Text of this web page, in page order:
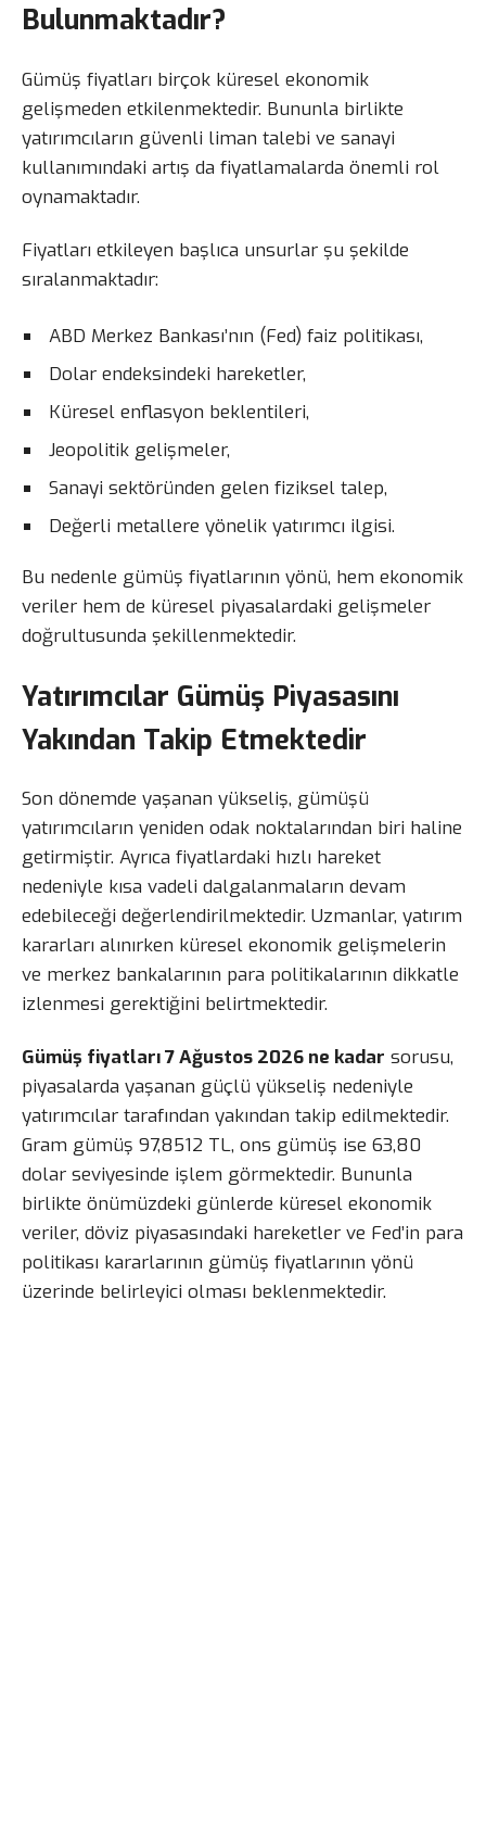
Bulunmaktadır?
Gümüş fiyatları birçok küresel ekonomik
gelişmeden etkilenmektedir. Bununla birlikte
yatırımcıların güvenli liman talebi ve sanayi
kullanımındaki artış da fiyatlamalarda önemli rol
oynamaktadır.
Fiyatları etkileyen başlıca unsurlar şu şekilde
sıralanmaktadır:
ABD Merkez Bankası’nın (Fed) faiz politikası,
Dolar endeksindeki hareketler,
Küresel enflasyon beklentileri,
Jeopolitik gelişmeler,
Sanayi sektöründen gelen fiziksel talep,
Değerli metallere yönelik yatırımcı ilgisi.
Bu nedenle gümüş fiyatlarının yönü, hem ekonomik
veriler hem de küresel piyasalardaki gelişmeler
doğrultusunda şekillenmektedir.
Yatırımcılar Gümüş Piyasasını
Yakından Takip Etmektedir
Son dönemde yaşanan yükseliş, gümüşü
yatırımcıların yeniden odak noktalarından biri haline
getirmiştir. Ayrıca fiyatlardaki hızlı hareket
nedeniyle kısa vadeli dalgalanmaların devam
edebileceği değerlendirilmektedir. Uzmanlar, yatırım
kararları alınırken küresel ekonomik gelişmelerin
ve merkez bankalarının para politikalarının dikkatle
izlenmesi gerektiğini belirtmektedir.
Gümüş fiyatları 7 Ağustos 2026 ne kadar sorusu,
piyasalarda yaşanan güçlü yükseliş nedeniyle
yatırımcılar tarafından yakından takip edilmektedir.
Gram gümüş 97,8512 TL, ons gümüş ise 63,80
dolar seviyesinde işlem görmektedir. Bununla
birlikte önümüzdeki günlerde küresel ekonomik
veriler, döviz piyasasındaki hareketler ve Fed’in para
politikası kararlarının gümüş fiyatlarının yönü
üzerinde belirleyici olması beklenmektedir.